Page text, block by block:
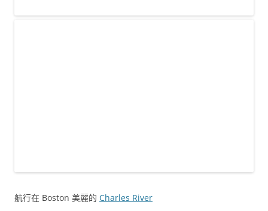
航行在 Boston 美麗的 Charles River